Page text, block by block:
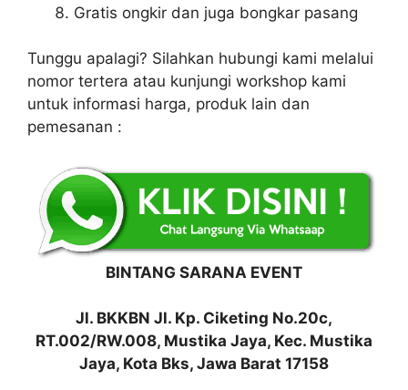
Gratis ongkir dan juga bongkar pasang
Tunggu apalagi? Silahkan hubungi kami melalui
nomor tertera atau kunjungi workshop kami
untuk informasi harga, produk lain dan
pemesanan :
BINTANG SARANA EVENT
Jl. BKKBN Jl. Kp. Ciketing No.20c,
RT.002/RW.008, Mustika Jaya, Kec. Mustika
Jaya, Kota Bks, Jawa Barat 17158